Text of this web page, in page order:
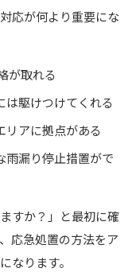
応が何より重要にな
が取れる
は駆けつけてくれる
リアに拠点がある
雨漏り停止措置がで
すか？」と最初に確
応急処置の方法をア
なります。